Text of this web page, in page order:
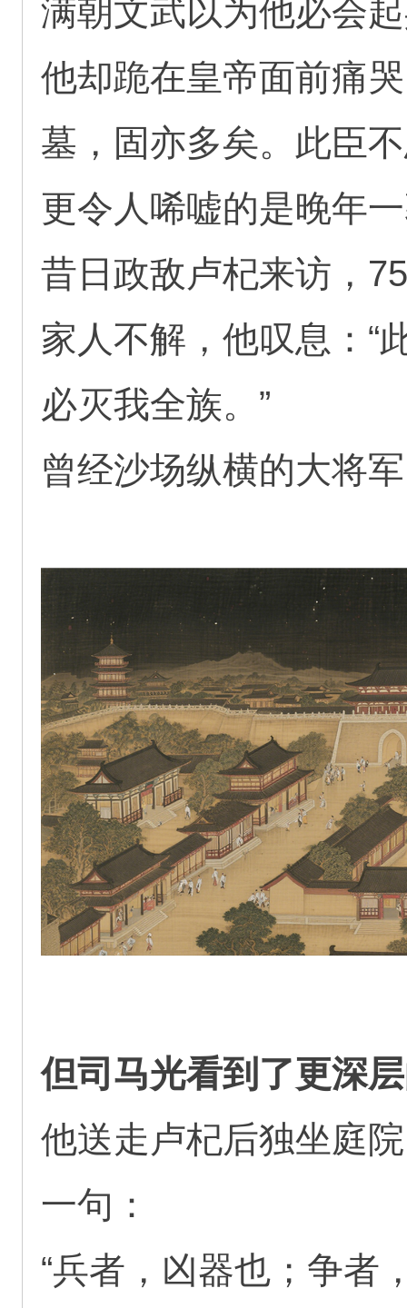
满朝文武以为他必会
他却跪在皇帝面前痛
墓，固亦多矣。此臣
更令人唏嘘的是晚年
昔日政敌卢杞来访，
家人不解，他叹息：“
必灭我全族。”
曾经沙场纵横的大将
但司马光看到了更深
他送走卢杞后独坐庭
一句：
“兵者，凶器也；争者